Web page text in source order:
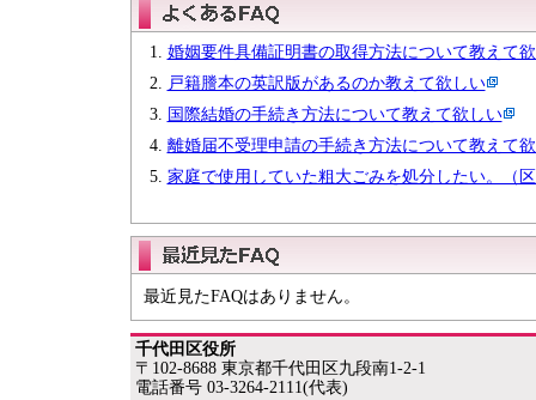
婚姻要件具備証明書の取得方法について教えて
戸籍謄本の英訳版があるのか教えて欲しい
国際結婚の手続き方法について教えて欲しい
離婚届不受理申請の手続き方法について教えて
家庭で使用していた粗大ごみを処分したい。（
最近見たFAQはありません。
千代田区役所
〒102-8688 東京都千代田区九段南1-2-1
電話番号 03-3264-2111(代表)